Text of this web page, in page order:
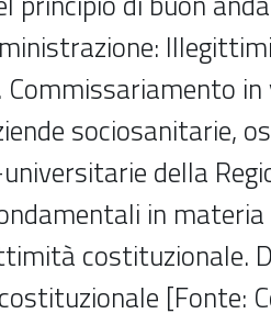
Commissariamento
sociosanitarie,
della
in
costituzionale.
[Fonte: